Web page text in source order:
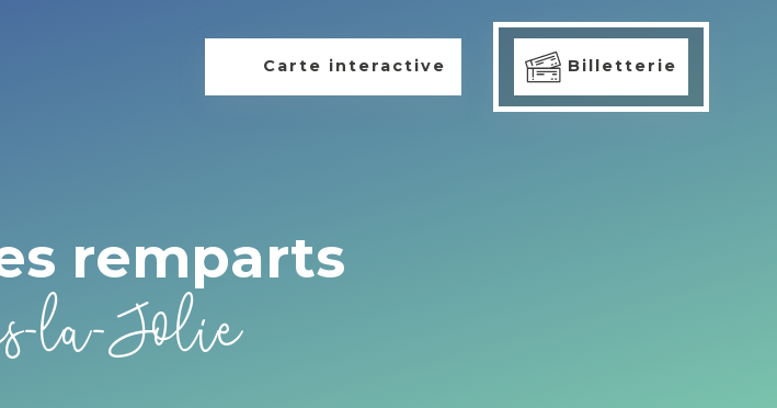
Carte interactive Billetterie
remparts
la-Jolie